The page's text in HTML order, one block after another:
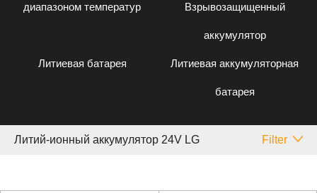
диапазоном температур Взрывозащищенный
аккумулятор
Литиевая батарея Литиевая аккумуляторная
батарея
Литий-ионный аккумулятор 24V LG Filter